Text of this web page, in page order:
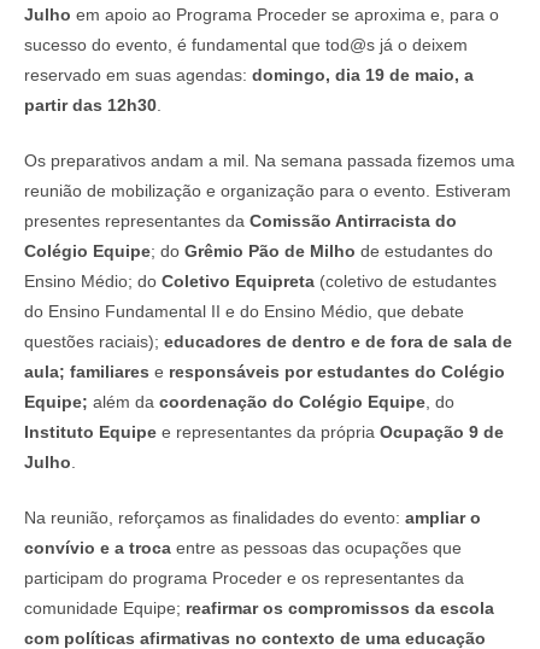
Julho em apoio ao Programa Proceder se aproxima e, para o
sucesso do evento, é fundamental que tod@s já o deixem
reservado em suas agendas: domingo, dia 19 de maio, a
partir das 12h30.
Os preparativos andam a mil. Na semana passada fizemos uma
reunião de mobilização e organização para o evento. Estiveram
presentes representantes da Comissão Antirracista do
Colégio Equipe; do Grêmio Pão de Milho de estudantes do
Ensino Médio; do Coletivo Equipreta (coletivo de estudantes
do Ensino Fundamental II e do Ensino Médio, que debate
questões raciais); educadores de dentro e de fora de sala de
aula; familiares e responsáveis por estudantes do Colégio
Equipe; além da coordenação do Colégio Equipe, do
Instituto Equipe e representantes da própria Ocupação 9 de
Julho.
Na reunião, reforçamos as finalidades do evento: ampliar o
convívio e a troca entre as pessoas das ocupações que
participam do programa Proceder e os representantes da
comunidade Equipe; reafirmar os compromissos da escola
com políticas afirmativas no contexto de uma educação